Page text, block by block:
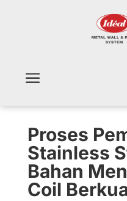
Proses
Stainless
Bahan
Coil